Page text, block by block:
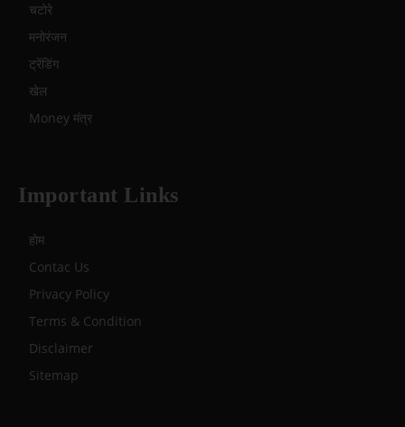
चटोरे
मनोरंजन
ट्रेंडिंग
खेल
Money मंत्र
Important Links
होम
Contac Us
Privacy Policy
Terms & Condition
Disclaimer
Sitemap